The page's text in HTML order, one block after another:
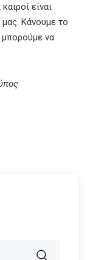
είναι
Κάνουμε το
μπορούμε να